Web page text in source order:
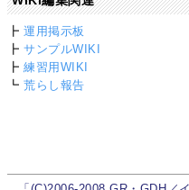
┣運用掲示板
┣サンプルWIKI
┣練習用WIKI
┗荒らし報告